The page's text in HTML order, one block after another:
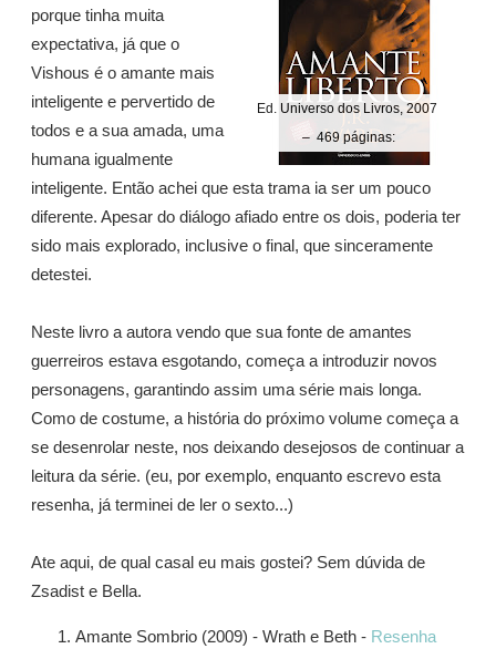
Ed. Universo dos Livros, 2007
– 469 páginas:
porque tinha muita
expectativa, já que o
Vishous é o amante mais
inteligente e pervertido de
todos e a sua amada, uma
humana igualmente
inteligente. Então achei que esta trama ia ser um pouco
diferente. Apesar do diálogo afiado entre os dois, poderia ter
sido mais explorado, inclusive o final, que sinceramente
detestei.
Neste livro a autora vendo que sua fonte de amantes
guerreiros estava esgotando, começa a introduzir novos
personagens, garantindo assim uma série mais longa.
Como de costume, a história do próximo volume começa a
se desenrolar neste, nos deixando desejosos de continuar a
leitura da série. (eu, por exemplo, enquanto escrevo esta
resenha, já terminei de ler o sexto...)
Ate aqui, de qual casal eu mais gostei? Sem dúvida de
Zsadist e Bella.
Amante Sombrio (2009) - Wrath e Beth - Resenha